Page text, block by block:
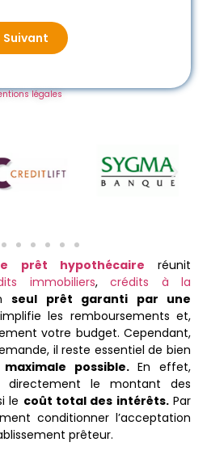
Suivant
légales
prêt hypothécaire réunit
immobiliers, crédits à la
seul prêt garanti par une
les remboursements et,
votre budget. Cependant,
il reste essentiel de bien
possible. En effet,
directement le montant des
le coût total des intérêts.Par
conditionner l’acceptation
prêteur.